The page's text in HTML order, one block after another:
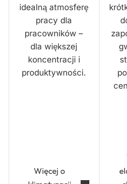
idealną atmosferę
pracy dla
pracowników –
dla większej
koncentracji i
produktywności.
Więcej o